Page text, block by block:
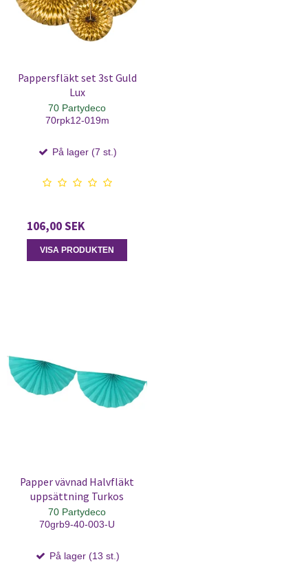
Pappersfläkt set 3st Guld
Lux
70 Partydeco
70rpk12-019m
På lager (7 st.)
106,00 SEK
VISA PRODUKTEN
Papper vävnad Halvfläkt
uppsättning Turkos
70 Partydeco
70grb9-40-003-U
På lager (13 st.)